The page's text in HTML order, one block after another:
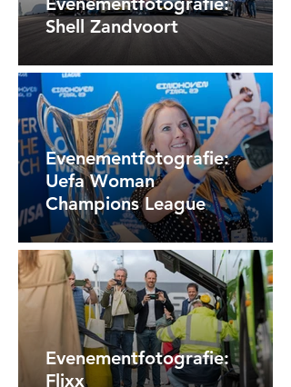
Shell Zandvoort
Evenementfotografie:
Uefa Woman
Champions League
Evenementfotografie:
Flixx